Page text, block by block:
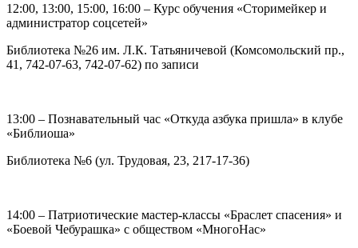
12:00, 13:00, 15:00, 16:00 – Курс обучения «Сторимейкер и
администратор соцсетей»
Библиотека №26 им. Л.К. Татьяничевой (Комсомольский пр.,
41, 742-07-63, 742-07-62) по записи
13:00 – Познавательный час «Откуда азбука пришла» в клубе
«Библиоша»
Библиотека №6 (ул. Трудовая, 23, 217-17-36)
14:00 – Патриотические мастер-классы «Браслет спасения» и
«Боевой Чебурашка» с обществом «МногоНас»